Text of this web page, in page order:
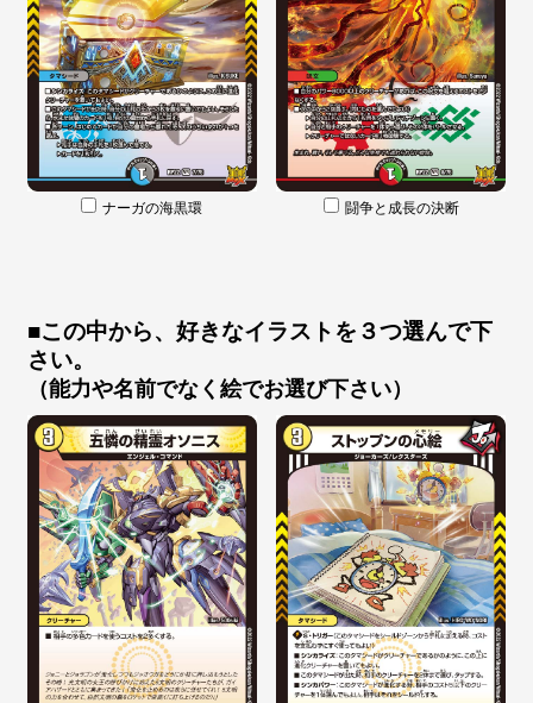
ナーガの海黒環 闘争と成長の決断
■この中から、好きなイラストを３つ選んで下
さい。
（能力や名前でなく絵でお選び下さい）